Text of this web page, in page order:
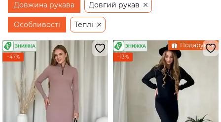
Бежеві Відкриті плечі
Сукні-трапеції
Довжина рукава Довгий рукав
Особливості Теплі
−47%
Подарунок
−13%